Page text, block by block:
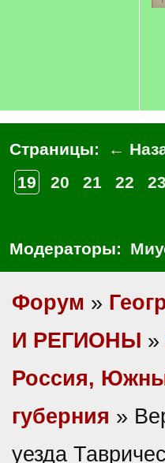
Страницы: ←
19
20 21 22 23
Модераторы:
Форум »
И РЕГИОНЫ »
Россия,
губерния »
уезда